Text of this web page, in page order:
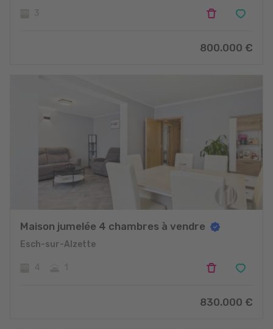
800.000 €
Maison jumelée 4 chambres à vendre
Esch-sur-Alzette
830.000 €